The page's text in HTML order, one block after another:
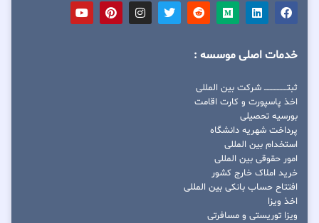
خدمات اصلی موسسه :
ثبتــــــــــــــــ شرکت بین المللی
اخذ پاسپورت و کارت اقامت
بورسیه تحصیلی
پرداخت شهریه دانشگاه
استخدام بین المللی
امور حقوقی بین المللی
خرید املاک خارج کشور
افتتاح حساب بانکی بین المللی
اخذ ویزا
ویزا توریستی و مسافرتی